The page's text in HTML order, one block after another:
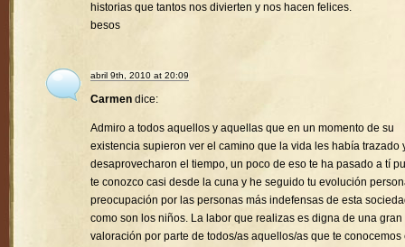
historias que tantos nos divierten y nos hacen felices.
besos
abril 9th, 2010 at 20:09
Carmen dice:
Admiro a todos aquellos y aquellas que en un momento de su
existencia supieron ver el camino que la vida les había trazado
desaprovecharon el tiempo, un poco de eso te ha pasado a tí
te conozco casi desde la cuna y he seguido tu evolución
preocupación por las personas más indefensas de esta
como son los niños. La labor que realizas es digna de una gran
valoración por parte de todos/as aquellos/as que te conocemos